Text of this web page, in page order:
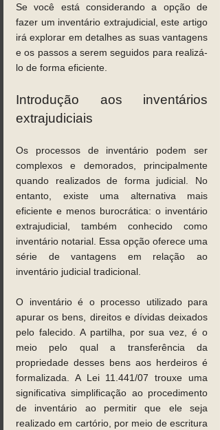
Se você está considerando a opção de
fazer um inventário extrajudicial, este artigo
irá explorar em detalhes as suas vantagens
e os passos a serem seguidos para realizá-
lo de forma eficiente.
Introdução aos inventários
extrajudiciais
Os processos de inventário podem ser
complexos e demorados, principalmente
quando realizados de forma judicial. No
entanto, existe uma alternativa mais
eficiente e menos burocrática: o inventário
extrajudicial, também conhecido como
inventário notarial. Essa opção oferece uma
série de vantagens em relação ao
inventário judicial tradicional.
O inventário é o processo utilizado para
apurar os bens, direitos e dívidas deixados
pelo falecido. A partilha, por sua vez, é o
meio pelo qual a transferência da
propriedade desses bens aos herdeiros é
formalizada. A Lei 11.441/07 trouxe uma
significativa simplificação ao procedimento
de inventário ao permitir que ele seja
realizado em cartório, por meio de escritura